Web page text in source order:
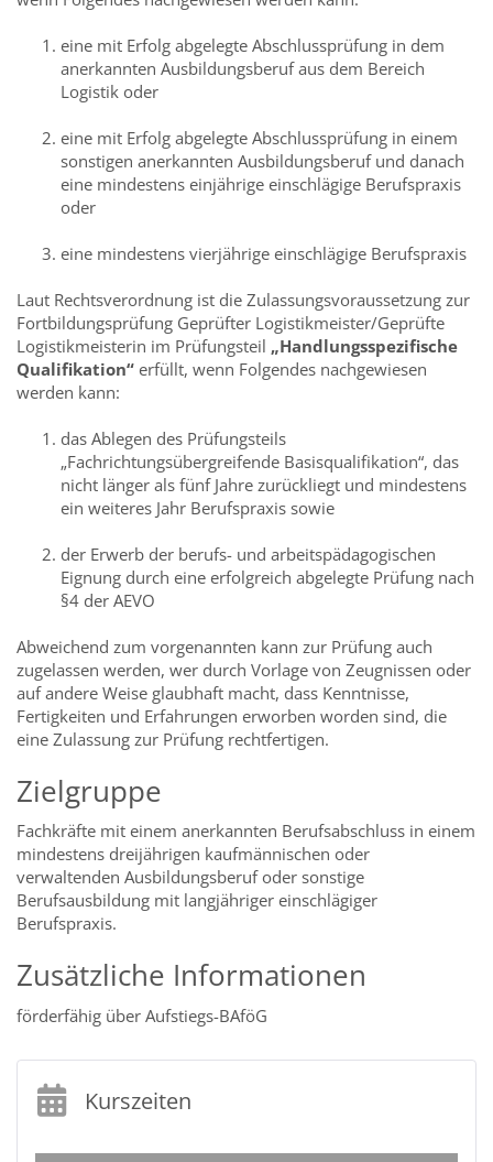
eine mit Erfolg abgelegte Abschlussprüfung in dem
anerkannten Ausbildungsberuf aus dem Bereich
Logistik oder
eine mit Erfolg abgelegte Abschlussprüfung in einem
sonstigen anerkannten Ausbildungsberuf und danach
eine mindestens einjährige einschlägige Berufspraxis
oder
eine mindestens vierjährige einschlägige Berufspraxis
Laut Rechtsverordnung ist die Zulassungsvoraussetzung zur
Fortbildungsprüfung Geprüfter Logistikmeister/Geprüfte
Logistikmeisterin im Prüfungsteil „Handlungsspezifische
Qualifikation“ erfüllt, wenn Folgendes nachgewiesen
werden kann:
das Ablegen des Prüfungsteils
„Fachrichtungsübergreifende Basisqualifikation“, das
nicht länger als fünf Jahre zurückliegt und mindestens
ein weiteres Jahr Berufspraxis sowie
der Erwerb der berufs- und arbeitspädagogischen
Eignung durch eine erfolgreich abgelegte Prüfung nach
§4 der AEVO
Abweichend zum vorgenannten kann zur Prüfung auch
zugelassen werden, wer durch Vorlage von Zeugnissen oder
auf andere Weise glaubhaft macht, dass Kenntnisse,
Fertigkeiten und Erfahrungen erworben worden sind, die
eine Zulassung zur Prüfung rechtfertigen.
Zielgruppe
Fachkräfte mit einem anerkannten Berufsabschluss in einem
mindestens dreijährigen kaufmännischen oder
verwaltenden Ausbildungsberuf oder sonstige
Berufsausbildung mit langjähriger einschlägiger
Berufspraxis.
Zusätzliche Informationen
förderfähig über Aufstiegs-BAföG
Kurszeiten